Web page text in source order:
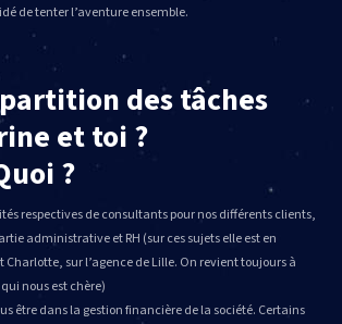
de tenter l’aventure ensemble.
des tâches
et toi ?
?
respectives de consultants pour nos différents clients,
administrative et RH (sur ces sujets elle est en
sur l’agence de Lille. On revient toujours à
nous est chère)
être dans la gestion financière de la société. Certains